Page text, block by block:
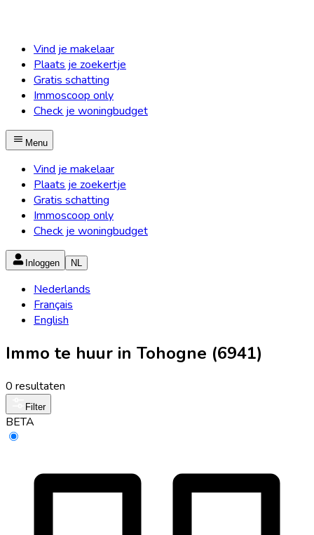
Vind je makelaar
Plaats je zoekertje
Gratis schatting
Immoscoop only
Check je woningbudget
Menu
Vind je makelaar
Plaats je zoekertje
Gratis schatting
Immoscoop only
Check je woningbudget
Inloggen NL
Nederlands
Français
English
Immo te huur in Tohogne (6941)
0 resultaten
Filter
BETA